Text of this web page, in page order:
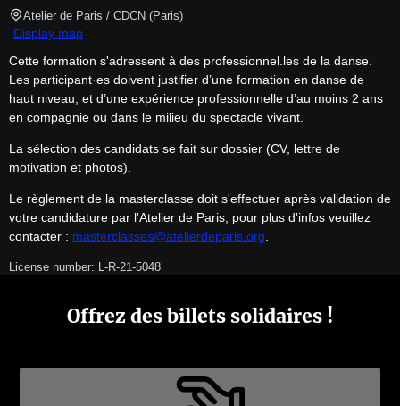
Atelier de Paris / CDCN (Paris)
Display map
Cette formation s'adressent à des professionnel.les de la danse.
Les participant·es doivent justifier d’une formation en danse de
haut niveau, et d’une expérience professionnelle d’au moins 2 ans
en compagnie ou dans le milieu du spectacle vivant.
La sélection des candidats se fait sur dossier (CV, lettre de
motivation et photos).
Le règlement de la masterclasse doit s'effectuer après validation de
votre candidature par l'Atelier de Paris, pour plus d'infos veuillez
contacter : masterclasses@atelierdeparis.org
License number: L-R-21-5048
Offrez des billets solidaires !